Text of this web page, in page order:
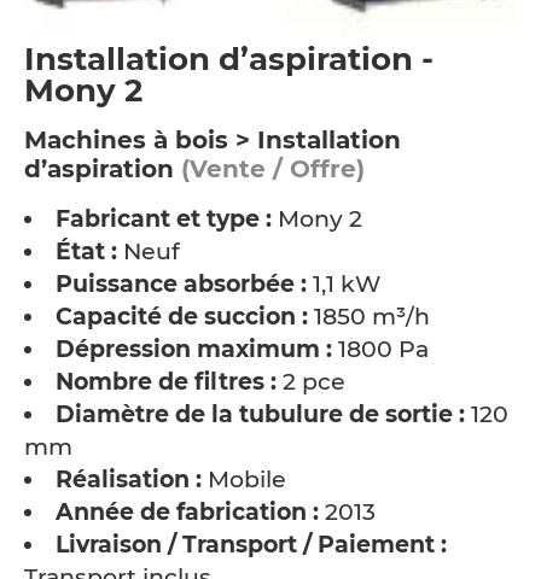
Installation d’aspiration -
Mony 2
Machines à bois > Installation
d’aspiration (Vente / Offre)
Fabricant et type : Mony 2
État : Neuf
Puissance absorbée : 1,1 kW
Capacité de succion : 1850 m³/h
Dépression maximum : 1800 Pa
Nombre de filtres : 2 pce
Diamètre de la tubulure de sortie : 120
mm
Réalisation : Mobile
Année de fabrication : 2013
Livraison / Transport / Paiement :